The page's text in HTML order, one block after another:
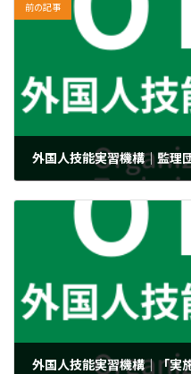
前の記事